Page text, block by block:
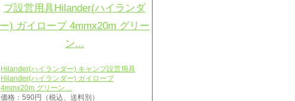
Hilander(ハイランダー) キャンプ設営用具
Hilander(ハイランダー) ガイロープ
4mmx20m グリーン…
価格：590円（税込、送料別）